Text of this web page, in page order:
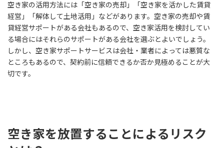
空き家の活用方法には「空き家の売却」「空き家を活かした賃貸
経営」「解体して土地活用」などがあります。空き家の売却や賃
貸経営サポートがある会社もあるので、空き家活用を検討してい
る場合にはそれらのサポートがある会社を選ぶとよいでしょう。
しかし、空き家サポートサービスは会社・業者によっては悪質な
ところもあるので、契約前に信頼できるか否か見極めることが大
切です。
空き家を放置することによるリスク